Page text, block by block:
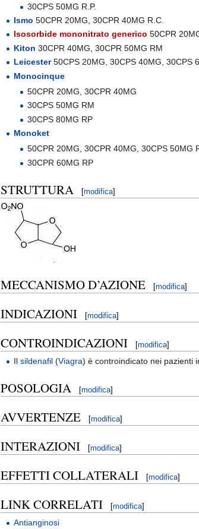
30CPS 50MG R.P.
Ismo 50CPR 20MG, 30CPR 40MG R.C.
Isosorbide mononitrato generico 50CPR
Kiton 30CPR 40MG, 30CPR 50MG RM
Leicester50CPS 20MG, 30CPS 40MG, 30CPS
Monocinque
50CPR 20MG, 30CPR 40MG
30CPS 50MG RM
30CPS 80MG RP
Monoket
50CPR 20MG, 30CPR 40MG, 30CPS 50MG
30CPR 60MG RP
STRUTTURA [modifica]
MECCANISMO D’AZIONE [modifica]
INDICAZIONI [modifica]
CONTROINDICAZIONI [modifica]
Ilsildenafil (Viagra) è controindicato nei pazienti
POSOLOGIA [modifica]
AVVERTENZE [modifica]
INTERAZIONI [modifica]
EFFETTI COLLATERALI [modifica]
LINK CORRELATI [modifica]
Antianginosi